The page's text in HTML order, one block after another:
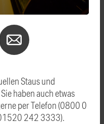
Staus und
haben auch etwas
per Telefon (0800 0
242 3333).